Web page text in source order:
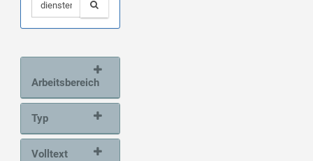
Arbeitsbereich
Typ
Volltext